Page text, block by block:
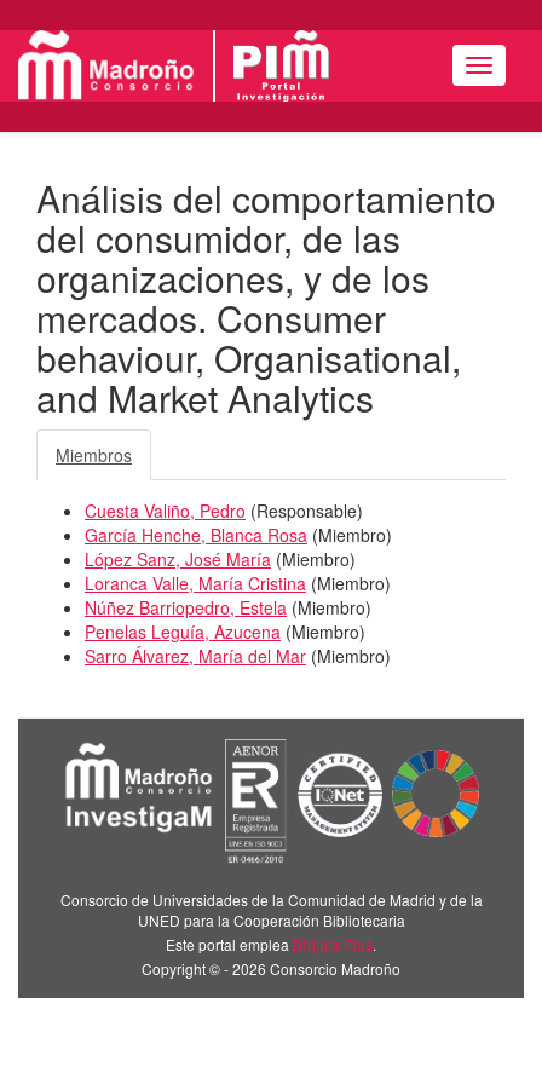
Menú
Análisis del comportamiento
del consumidor, de las
organizaciones, y de los
mercados. Consumer
behaviour, Organisational,
and Market Analytics
Miembros
Cuesta Valiño, Pedro (Responsable)
García Henche, Blanca Rosa (Miembro)
López Sanz, José María (Miembro)
Loranca Valle, María Cristina (Miembro)
Núñez Barriopedro, Estela (Miembro)
Penelas Leguía, Azucena (Miembro)
Sarro Álvarez, María del Mar (Miembro)
Consorcio de Universidades de la Comunidad de Madrid y de la
UNED para la Cooperación Bibliotecaria
Este portal emplea Brújula Plus.
Copyright © - 2026 Consorcio Madroño